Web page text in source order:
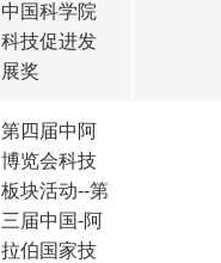
中国科学院
科技促进发
展奖
第四届中阿
博览会科技
板块活动--第
三届中国-阿
拉伯国家技